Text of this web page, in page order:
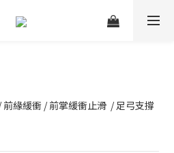
緣緩衝 / 前掌緩衝止滑  / 足弓支撐